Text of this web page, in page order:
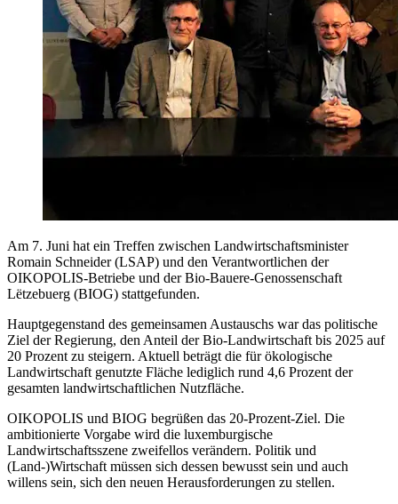
Am 7. Juni hat ein Treffen zwischen Landwirtschaftsminister
Romain Schneider (LSAP) und den Verantwortlichen der
OIKOPOLIS-Betriebe und der Bio-Bauere-Genossenschaft
Lëtzebuerg (BIOG) stattgefunden.
Hauptgegenstand des gemeinsamen Austauschs war das politische
Ziel der Regierung, den Anteil der Bio-Landwirtschaft bis 2025 auf
20 Prozent zu steigern. Aktuell beträgt die für ökologische
Landwirtschaft genutzte Fläche lediglich rund 4,6 Prozent der
gesamten landwirtschaftlichen Nutzfläche.
OIKOPOLIS und BIOG begrüßen das 20-Prozent-Ziel. Die
ambitionierte Vorgabe wird die luxemburgische
Landwirtschaftsszene zweifellos verändern. Politik und
(Land-)Wirtschaft müssen sich dessen bewusst sein und auch
willens sein, sich den neuen Herausforderungen zu stellen.